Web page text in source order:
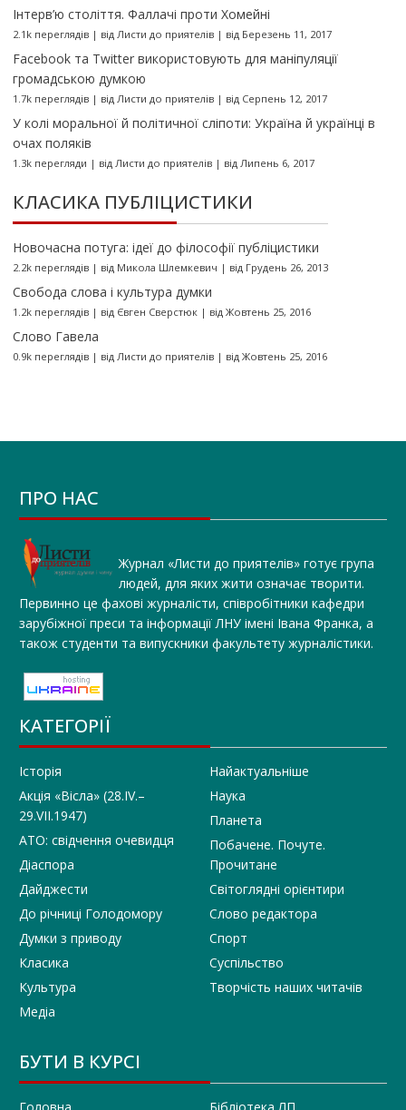
Інтерв’ю століття. Фаллачі проти Хомейні
2.1k переглядів| від Листи до приятелів| від Березень 11, 2017
Facebook та Twitter використовують для маніпуляції
громадською думкою
1.7k переглядів| від Листи до приятелів| від Серпень 12, 2017
У колі моральної й політичної сліпоти: Україна й українці в
очах поляків
1.3k перегляди | від Листи до приятелів| від Липень 6, 2017
КЛАСИКА ПУБЛІЦИСТИКИ
Новочасна потуга: ідеї до філософії публіцистики
2.2k переглядів| від Микола Шлемкевич | від Грудень 26, 2013
Свобода слова і культура думки
1.2k переглядів| від Євген Сверстюк| від Жовтень 25, 2016
Слово Гавела
0.9k переглядів| від Листи до приятелів| від Жовтень 25, 2016
ПРО НАС
Журнал «Листи до приятелів» готує група
людей, для яких жити означає творити.
Первинно це фахові журналісти, співробітники кафедри
зарубіжної преси та інформації ЛНУ імені Івана Франка, а
також студенти та випускники факультету журналістики.
КАТЕГОРІЇ
Історія
Акція «Вісла» (28.IV.–
29.VII.1947)
АТО: свідчення очевидця
Діаспора
Дайджести
До річниці Голодомору
Думки з приводу
Класика
Культура
Медіа
Найактуальніше
Наука
Планета
Побачене. Почуте.
Прочитане
Світоглядні орієнтири
Слово редактора
Спорт
Суспільство
Творчість наших читачів
БУТИ В КУРСІ